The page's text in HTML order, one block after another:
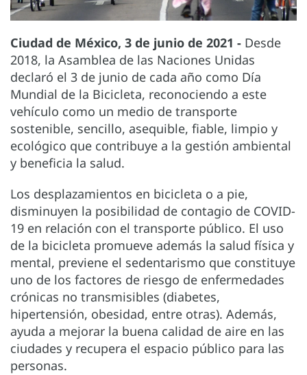
Ciudad de México, 3 de junio de 2021 - Desde
2018, la Asamblea de las Naciones Unidas
declaró el 3 de junio de cada año como Día
Mundial de la Bicicleta, reconociendo a este
vehículo como un medio de transporte
sostenible, sencillo, asequible, fiable, limpio y
ecológico que contribuye a la gestión ambiental
y beneficia la salud.
Los desplazamientos en bicicleta o a pie,
disminuyen la posibilidad de contagio de COVID-
19 en relación con el transporte público. El uso
de la bicicleta promueve además la salud física y
mental, previene el sedentarismo que constituye
uno de los factores de riesgo de enfermedades
crónicas no transmisibles (diabetes,
hipertensión, obesidad, entre otras). Además,
ayuda a mejorar la buena calidad de aire en las
ciudades y recupera el espacio público para las
personas.